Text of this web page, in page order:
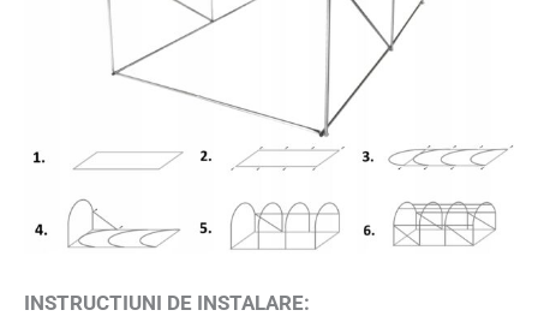
INSTRUCTIUNI DE INSTALARE: